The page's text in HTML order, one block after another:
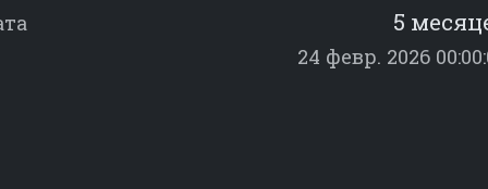
5
24 февр. 2026